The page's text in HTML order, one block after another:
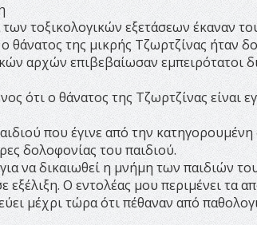
τοξικολογικών εξετάσεων έκαναν
θάνατος της μικρής Τζωρτζίνας ήταν
αρχών επιβεβαίωσαν εμπειρότατοι
ότι ο θάνατος της Τζωρτζίνας είναι
που έγινε από την
δολοφονίας του παιδιού.
να δικαιωθεί η μνήμη των παιδιών
εξέλιξη. Ο εντολέας μου περιμένει τα
μέχρι τώρα ότι πέθαναν από